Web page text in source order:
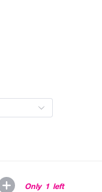
Only 1 left